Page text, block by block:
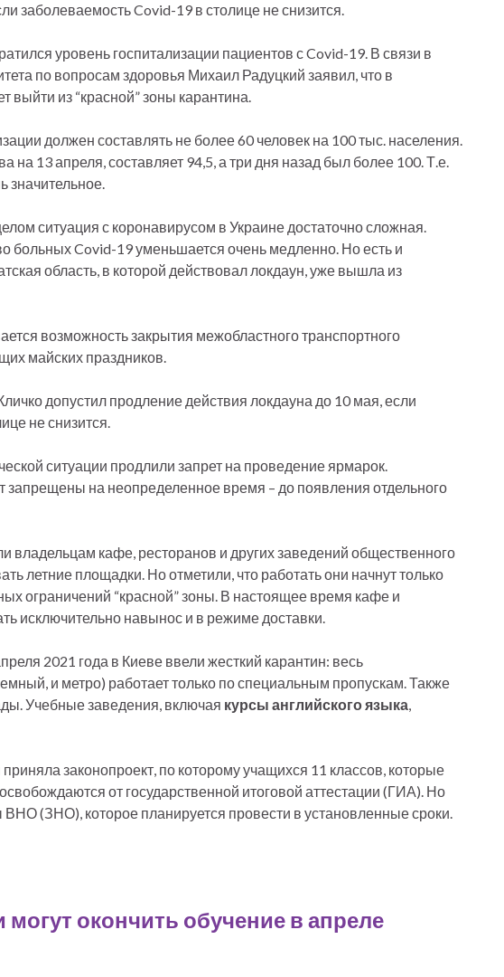
заболеваемость Covid-19 в столице не снизится.
уровень госпитализации пациентов с Covid-19. В связи в
по вопросам здоровья Михаил Радуцкий заявил, что в
из “красной” зоны карантина.
должен составлять не более 60 человек на 100 тыс. населения.
на 13 апреля, составляет 94,5, а три дня назад был более 100. Т.е.
значительное.
ситуация с коронавирусом в Украине достаточно сложная.
больных Covid-19 уменьшается очень медленно. Но есть и
область, в которой действовал локдаун, уже вышла из
возможность закрытия межобластного транспортного
майских праздников.
допустил продление действия локдауна до 10 мая, если
не снизится.
ситуации продлили запрет на проведение ярмарок.
на неопределенное время – до появления отдельного
владельцам кафе, ресторанов и других заведений общественного
летние площадки. Но отметили, что работать они начнут только
ограничений “красной” зоны. В настоящее время кафе и
исключительно навынос и в режиме доставки.
2021 года в Киеве ввели жесткий карантин: весь
и метро) работает только по специальным пропускам. Также
Учебные заведения, включая курсы английского языка,
законопроект, по которому учащихся 11 классов, которые
от государственной итоговой аттестации (ГИА). Но
(ЗНО), которое планируется провести в установленные сроки.
окончить обучение в апреле